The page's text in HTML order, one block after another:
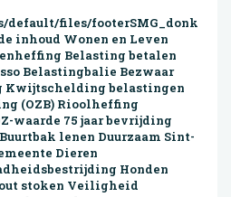
files/footerSMG_donk
inhoud Wonen en Leven
Belasting betalen
Belastingbalie Bezwaar
Kwijtschelding belastingen
(OZB) Rioolheffing
waarde 75 jaar bevrijding
lenen Duurzaam Sint-
Dieren
Honden
stoken Veiligheid